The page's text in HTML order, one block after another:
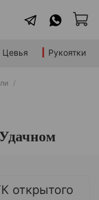
Цевья Рукоятки
открытого